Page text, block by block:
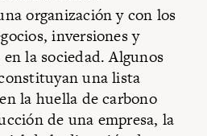
organización y con los
inversiones y
la sociedad. Algunos
una lista
la huella de carbono
de una empresa, la